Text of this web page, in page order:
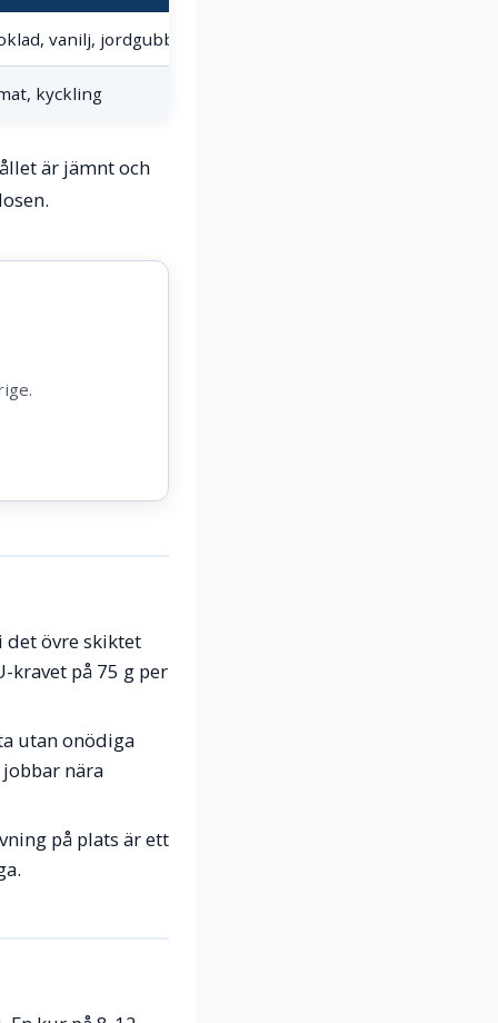
vanilj, jordgubb, banan
kyckling
är jämnt och
det övre skiktet
kravet på 75 g per
utan onödiga
nära
på plats är ett